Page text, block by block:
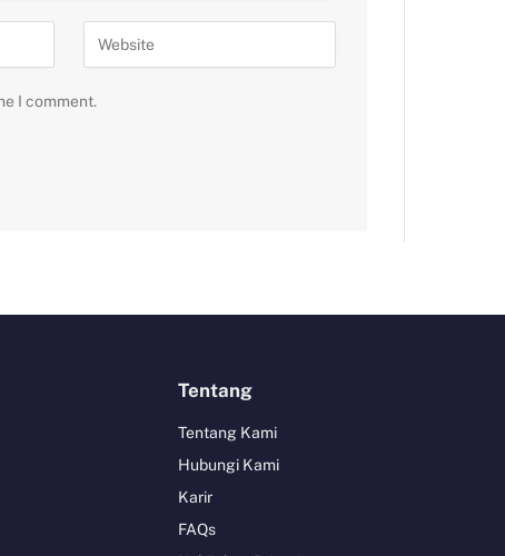
I comment.
Tentang
Tentang Kami
Hubungi Kami
Karir
FAQs